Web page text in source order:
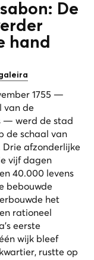
De
hand
1755 —
van de
— werd de stad
de schaal van
Drie afzonderlijke
vijf dagen
40.000 levens
bebouwde
het
rationeel
eerste
wijk bleef
rustte op